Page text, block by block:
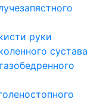
руки
сустава